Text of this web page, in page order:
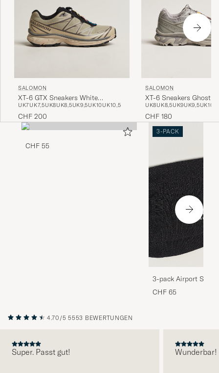
SALOMON
XT-6 GTX Sneakers White
Pepper/Silver Sage
UK7UK7,5UK8UK8,5UK9,5UK10UK10,5
CHF 200
SALOMON
XT-6 Sneakers Ghost
UK8UK8,5UK9UK9,5UK10
CHF 180
CHF 55
3-PACK
3-pack Airport
Melange
CHF 65
4.70/5 5553 BEWERTUNGEN
Super. Passt gut! Wunderbar!